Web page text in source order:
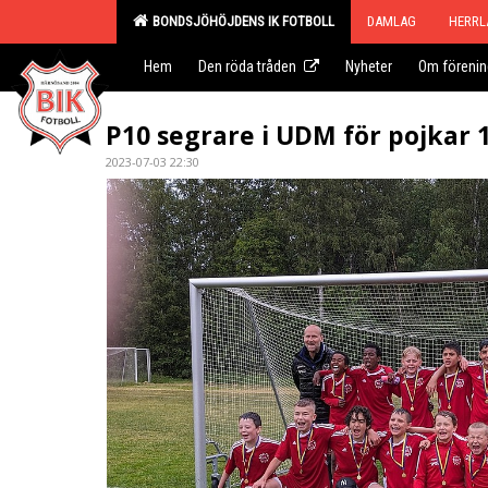
BONDSJÖHÖJDENS IK FOTBOLL DAMLAG
Hem Den röda tråden Nyheter Om
P10 segrare i UDM för pojkar
2023-07-03 22:30